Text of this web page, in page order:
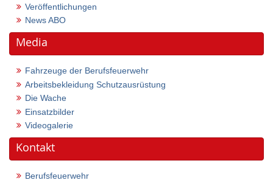
Veröffentlichungen
News ABO
Media
Fahrzeuge der Berufsfeuerwehr
Arbeitsbekleidung Schutzausrüstung
Die Wache
Einsatzbilder
Videogalerie
Kontakt
Berufsfeuerwehr